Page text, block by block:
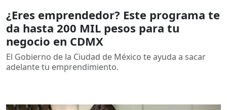
¿Eres emprendedor? Este programa te
da hasta 200 MIL pesos para tu
negocio en CDMX
El Gobierno de la Ciudad de México te ayuda a sacar
adelante tu emprendimiento.